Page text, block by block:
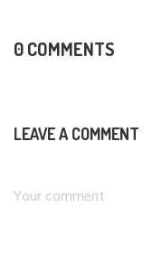
0 COMMENTS
LEAVE A COMMENT